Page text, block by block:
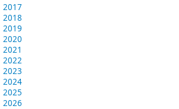
2017
2018
2019
2020
2021
2022
2023
2024
2025
2026